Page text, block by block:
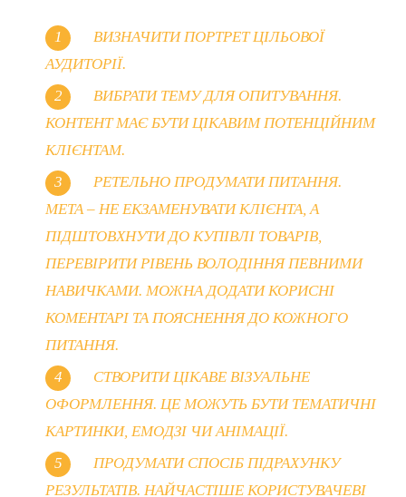
ВИЗНАЧИТИ ПОРТРЕТ ЦІЛЬОВОЇ
АУДИТОРІЇ.
ВИБРАТИ ТЕМУ ДЛЯ ОПИТУВАННЯ.
КОНТЕНТ МАЄ БУТИ ЦІКАВИМ ПОТЕНЦІЙНИМ
КЛІЄНТАМ.
РЕТЕЛЬНО ПРОДУМАТИ ПИТАННЯ.
МЕТА – НЕ ЕКЗАМЕНУВАТИ КЛІЄНТА, А
ПІДШТОВХНУТИ ДО КУПІВЛІ ТОВАРІВ,
ПЕРЕВІРИТИ РІВЕНЬ ВОЛОДІННЯ ПЕВНИМИ
НАВИЧКАМИ. МОЖНА ДОДАТИ КОРИСНІ
КОМЕНТАРІ ТА ПОЯСНЕННЯ ДО КОЖНОГО
ПИТАННЯ.
СТВОРИТИ ЦІКАВЕ ВІЗУАЛЬНЕ
ОФОРМЛЕННЯ. ЦЕ МОЖУТЬ БУТИ ТЕМАТИЧНІ
КАРТИНКИ, ЕМОДЗІ ЧИ АНІМАЦІЇ.
ПРОДУМАТИ СПОСІБ ПІДРАХУНКУ
РЕЗУЛЬТАТІВ. НАЙЧАСТІШЕ КОРИСТУВАЧЕВІ